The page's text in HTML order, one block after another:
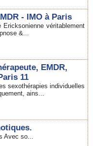
- IMO à Paris
Ericksonienne véritablement
&...
EMDR,
11
sexothérapies individuelles
ains...
Avec so...